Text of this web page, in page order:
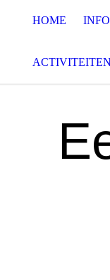
HOME INFO
ACTIVITEITEN